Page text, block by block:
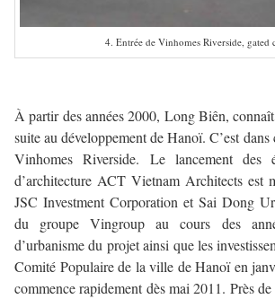
4. Entrée de Vinhomes Riverside,
À partir des années 2000, Long Biên,
suite au développement de Hanoï. C’est
Vinhomes Riverside. Le lancement des
d’architecture ACT Vietnam Architects est
JSC Investment Corporation et Sai Dong
du groupe Vingroup au cours des
d’urbanisme du projet ainsi que les
Comité Populaire de la ville de Hanoï en
commence rapidement dès mai 2011. Près